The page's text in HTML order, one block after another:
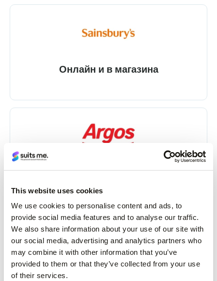
This website uses cookies
We use cookies to personalise content and ads, to
provide social media features and to analyse our traffic.
We also share information about your use of our site with
our social media, advertising and analytics partners who
may combine it with other information that you’ve
provided to them or that they’ve collected from your use
of their services.
Онлайн и в магазина
Онлайн и в магазина
Онлайн и в магазина